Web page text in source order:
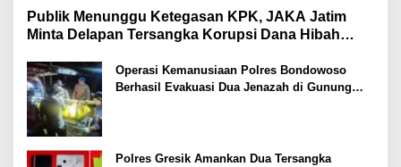
Publik Menunggu Ketegasan KPK, JAKA Jatim
Minta Delapan Tersangka Korupsi Dana Hibah
Operasi Kemanusiaan Polres Bondowoso
Berhasil Evakuasi Dua Jenazah di Gunung
Polres Gresik Amankan Dua Tersangka